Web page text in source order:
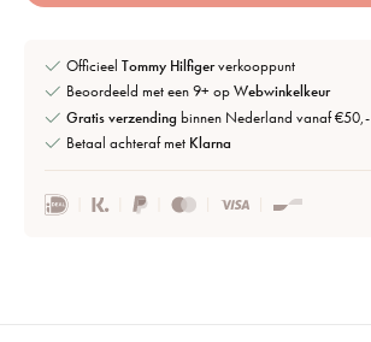
Officieel Tommy Hilfigerverkooppunt
Beoordeeld met een 9+ opWebwinkelkeur
Gratis verzending binnen Nederland vanaf €50,-
Betaal achteraf met Klarna